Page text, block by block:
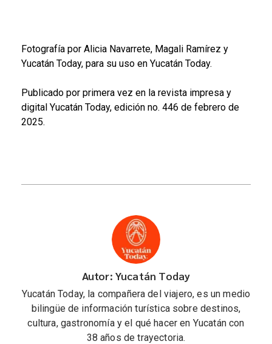
Fotografía por Alicia Navarrete, Magali Ramírez y
Yucatán Today, para su uso en Yucatán Today.
Publicado por primera vez en la revista impresa y
digital Yucatán Today, edición no. 446 de febrero de
2025.
Autor: Yucatán Today
Yucatán Today, la compañera del viajero, es un medio
bilingüe de información turística sobre destinos,
cultura, gastronomía y el qué hacer en Yucatán con
38 años de trayectoria.